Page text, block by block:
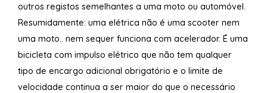
outros registos semelhantes a uma moto ou automóvel.
Resumidamente: uma elétrica não é uma scooter nem
uma moto.. nem sequer funciona com acelerador. É uma
bicicleta com impulso elétrico que não tem qualquer
tipo de encargo adicional obrigatório e o limite de
velocidade continua a ser maior do que o necessário